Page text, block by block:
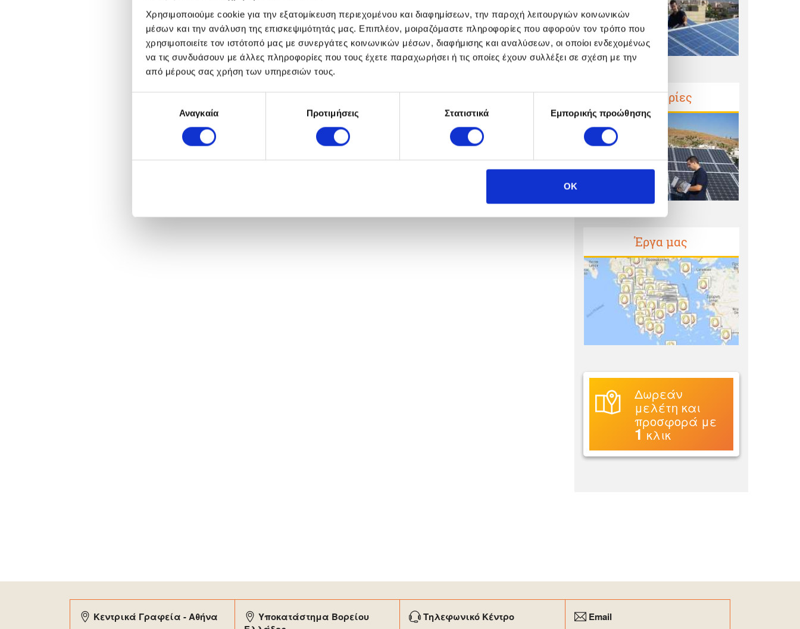
Χρησιμοποιούμε cookie για την εξατομίκευση περιεχομένου και διαφημίσεων, την παροχή λειτουργιών κοινωνικών
μέσων και την ανάλυση της επισκεψιμότητάς μας. Επιπλέον, μοιραζόμαστε πληροφορίες που αφορούν τον τρόπο που
χρησιμοποιείτε τον ιστότοπό μας με συνεργάτες κοινωνικών μέσων, διαφήμισης και αναλύσεων, οι οποίοι ενδεχομένως
να τις συνδυάσουν με άλλες πληροφορίες που τους έχετε παραχωρήσει ή τις οποίες έχουν συλλέξει σε σχέση με την
από μέρους σας χρήση των υπηρεσιών τους.
συγκατάθεσηςΑναγκαία Προτιμήσεις Στατιστικά Εμπορικής προώθησης
OK
Μαρτυρίες
Έργα μας
Δωρεάν
μελέτη και
προσφορά με
1κλικ
Κεντρικά Γραφεία - Αθήνα
Υποκατάστημα Βορείου
Τηλεφωνικό Κέντρο Email